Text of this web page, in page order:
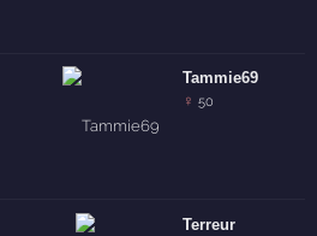
Tammie69
♀ 50
Terreur